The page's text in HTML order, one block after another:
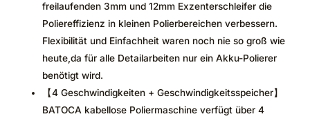
freilaufenden 3mm und 12mm Exzenterschleifer die
Poliereffizienz in kleinen Polierbereichen verbessern.
Flexibilität und Einfachheit waren noch nie so groß wie
heute,da für alle Detailarbeiten nur ein Akku-Polierer
benötigt wird.
【4 Geschwindigkeiten + Geschwindigkeitsspeicher】
BATOCA kabellose Poliermaschine verfügt über 4